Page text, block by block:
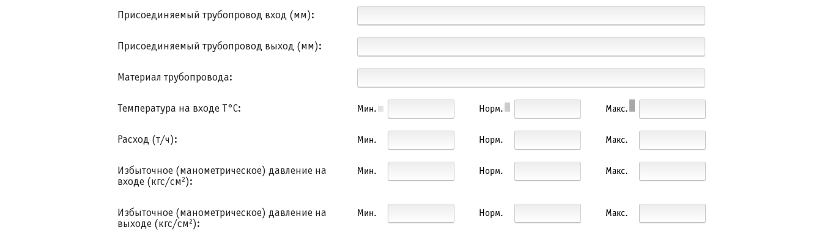
Присоединяемый трубопровод вход (мм):
Присоединяемый трубопровод выход (мм):
Материал трубопровода:
Температура на входе T°C: Мин. Норм. Макс.
Расход (т/ч): Мин. Норм. Макс.
Избыточное (манометрическое) давление на
входе (кгс/см 2 ):
Мин. Норм. Макс.
Избыточное (манометрическое) давление на
выходе (кгс/см 2 ):
Мин. Норм. Макс.